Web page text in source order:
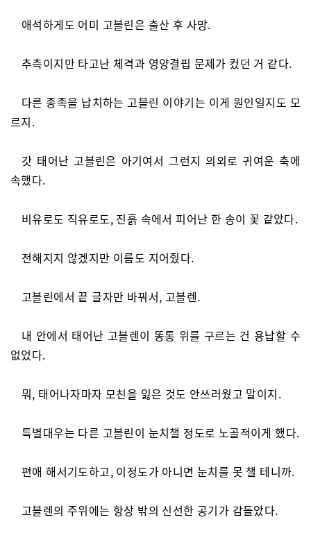
애석하게도 어미 고블린은 출산 후 사망.
추측이지만 타고난 체격과 영양결핍 문제가 컸던 거 같다.
다른 종족을 납치하는 고블린 이야기는 이게 원인일지도 모
르지.
갓 태어난 고블린은 아기여서 그런지 의외로 귀여운 축에
속했다.
비유로도 직유로도, 진흙 속에서 피어난 한 송이 꽃 같았다.
전해지지 않겠지만 이름도 지어줬다.
고블린에서 끝 글자만 바꿔서, 고블렌.
내 안에서 태어난 고블렌이 똥통 위를 구르는 건 용납할 수
없었다.
뭐, 태어나자마자 모친을 잃은 것도 안쓰러웠고 말이지.
특별대우는 다른 고블린이 눈치챌 정도로 노골적이게 했다.
편애 해서기도하고, 이정도가 아니면 눈치를 못 챌 테니까.
고블렌의 주위에는 항상 밖의 신선한 공기가 감돌았다.